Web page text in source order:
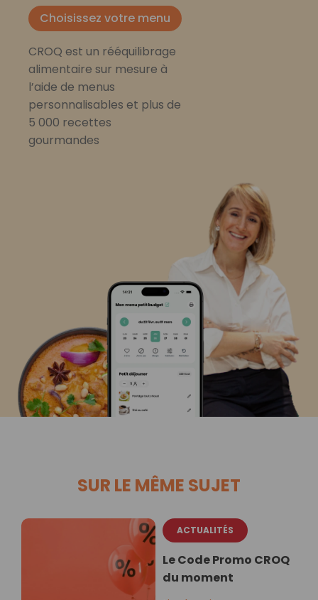
Choisissez votre menu
CROQ est un rééquilibrage
alimentaire sur mesure à
l’aide de menus
personnalisables et plus de
5 000 recettes
gourmandes
SUR LE MÊME SUJET
ACTUALITÉS
Le Code Promo CROQ
du moment